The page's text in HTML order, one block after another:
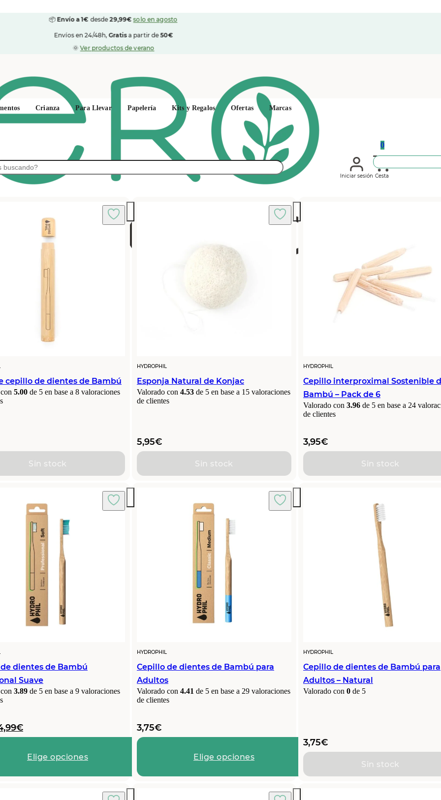
📦Envío a 1€desde29,99€ solo en agosto
Envíos en 24/48h,Gratisa partir de50€
🌞Ver productos de verano
Iniciar sesión
0
Cesta
Crianza Para Llevar Papelería Kits y Regalos Ofertas Marcas
cepillo de dientes de Bambú
5.00 de 5 en base a 8 valoraciones
Sin stock
HYDROPHIL
Esponja Natural de Konjac
Valorado con 4.53 de 5 en base a 15 valoraciones
de clientes
5,95€
Sin stock
HYDROPHIL
Cepillo interproximal Sostenible
Bambú – Pack de 6
Valorado con 3.96 de 5 en base a 24
de clientes
3,95€
Sin stock
dientes de Bambú
Suave
3.89 de 5 en base a 9 valoraciones
€El
precio
es:
Elige opciones
HYDROPHIL
Cepillo de dientes de Bambú para
Adultos
Valorado con 4.41 de 5 en base a 29 valoraciones
de clientes
3,75€
Elige opciones
HYDROPHIL
Cepillo de dientes de Bambú para
Adultos – Natural
Valorado con 0 de 5
3,75€
Sin stock